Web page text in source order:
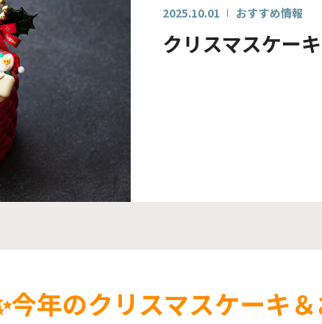
2025.10.01 おすすめ情報
クリスマスケー
今年のクリスマスケーキ